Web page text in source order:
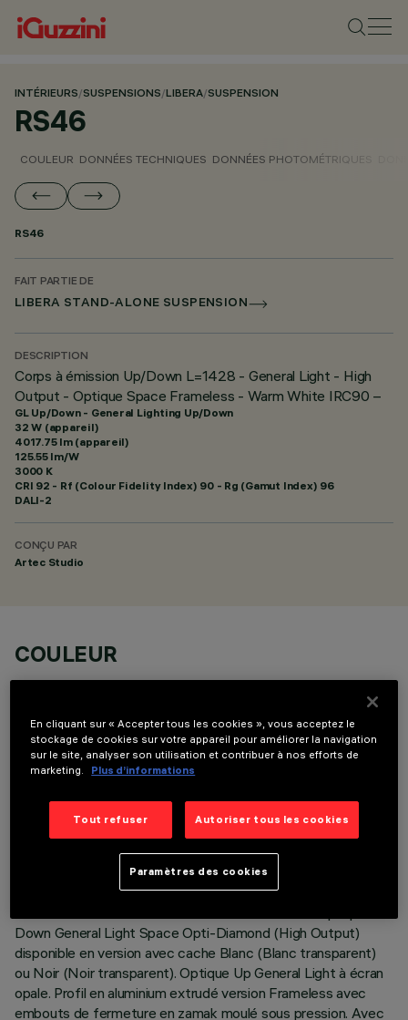
INTÉRIEURS/SUSPENSIONS/LIBERA/SUSPENSION
RS46
COULEUR DONNÉES TECHNIQUES DONNÉES PHOTOMÉTRIQUES
RS46
FAIT PARTIE DE
LIBERA STAND-ALONE SUSPENSION
DESCRIPTION
Corps à émission Up/Down L=1428 - General Light - High
Output - Optique Space Frameless - Warm White IRC90 –
GL Up/Down - General Lighting Up/Down
32 W (appareil)
4017.75 lm (appareil)
125.55 lm/W
3000 K
CRI 92 - Rf (Colour Fidelity Index) 90 - Rg (Gamut Index) 96
DALI-2
CONÇU PAR
Artec Studio
COULEUR
Corps éclairant à émission directe (70 %) / indirecte (30 %) à
Down General Light Space Opti-Diamond (High Output)
disponible en version avec cache Blanc (Blanc transparent)
ou Noir (Noir transparent). Optique Up General Light à écran
opale. Profil en aluminium extrudé version Frameless avec
embouts de fermeture en zamak moulé sous pression. Avec
En cliquant sur « Accepter tous les cookies », vous acceptez le
stockage de cookies sur votre appareil pour améliorer la navigation
sur le site, analyser son utilisation et contribuer à nos efforts de
marketing.
Plus d’informations
Tout refuser Autoriser tous les cookies
Paramètres des cookies